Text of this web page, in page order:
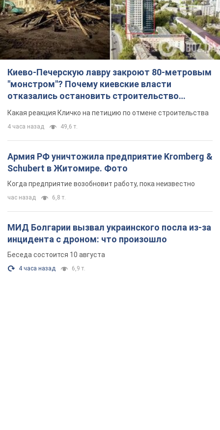
небоскреба "московского верующего"
Какая реакция Кличко на петицию по отмене строительства
4 часа назад 49,6 т.
Армия РФ уничтожила предприятие Kromberg &
Schubert в Житомире. Фото
Когда предприятие возобновит работу, пока неизвестно
час назад 6,8 т.
МИД Болгарии вызвал украинского посла из-за
инцидента с дроном: что произошло
Беседа состоится 10 августа
4 часа назад 6,9 т.